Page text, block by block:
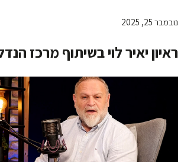
נובמבר 25, 2025
ראיון יאיר לוי בשיתוף מרכז